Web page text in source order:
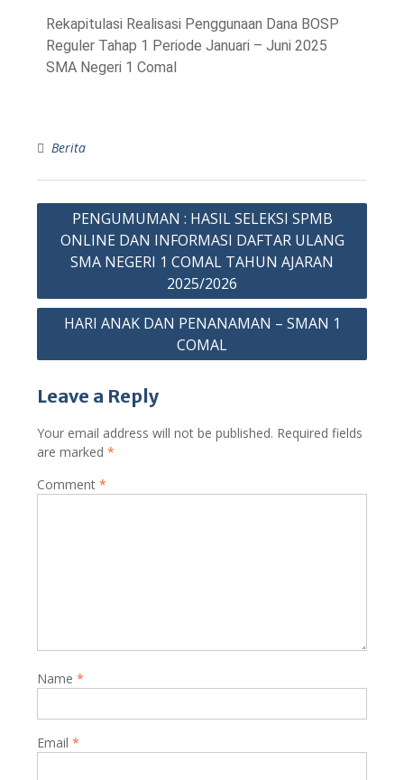
Rekapitulasi Realisasi Penggunaan Dana BOSP
Reguler Tahap 1 Periode Januari – Juni 2025
SMA Negeri 1 Comal
Berita
PENGUMUMAN : HASIL SELEKSI SPMB
ONLINE DAN INFORMASI DAFTAR ULANG
SMA NEGERI 1 COMAL TAHUN AJARAN
2025/2026
HARI ANAK DAN PENANAMAN – SMAN 1
COMAL
Leave a Reply
Your email address will not be published. Required fields
are marked *
Comment *
Name *
Email *